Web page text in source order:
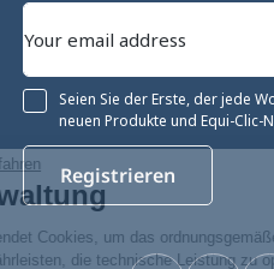
Ohne Einwilligung fortfahren
Cookie-Verwaltung
Unsere Website verwendet
Funktionieren zu gewährleisten,
Seien Sie der Erste, der jede
neuen Produkte und Equi-Clic-
Registrieren